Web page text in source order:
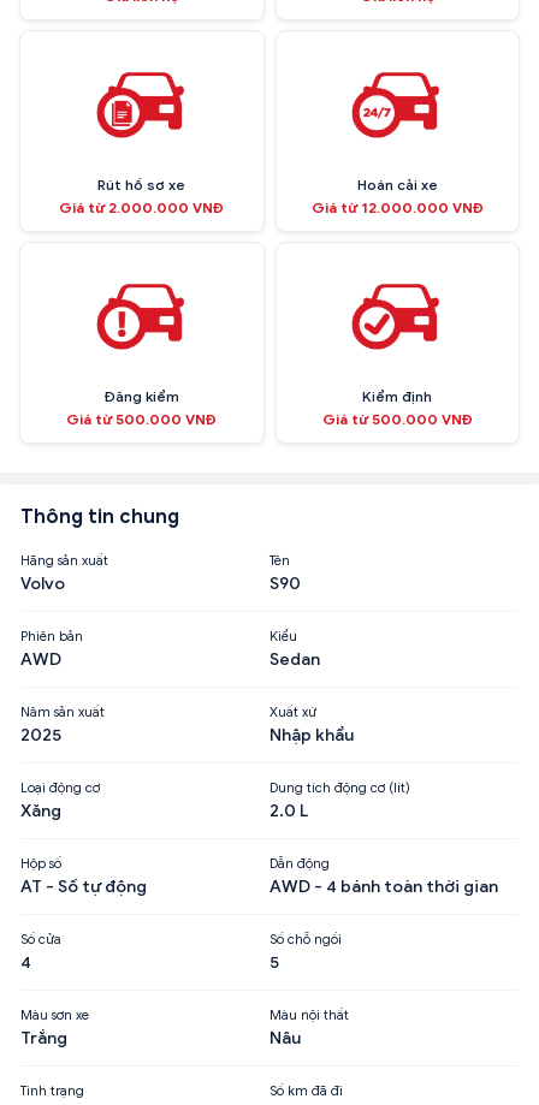
Rút hồ sơ xe
Giá từ 2.000.000 VNĐ
Hoán cải xe
Giá từ 12.000.000 VNĐ
Đăng kiểm
Giá từ 500.000 VNĐ
Kiểm định
Giá từ 500.000 VNĐ
Thông tin chung
Hãng sản xuất
Volvo
Tên
S90
Phiên bản
AWD
Kiểu
Sedan
Năm sản xuất
2025
Xuất xứ
Nhập khẩu
Loại động cơ
Xăng
Dung tích động cơ (lít)
2.0 L
Hộp số
AT - Số tự động
Dẫn động
AWD - 4 bánh toàn thời gian
Số cửa
4
Số chỗ ngồi
5
Màu sơn xe
Trắng
Màu nội thất
Nâu
Tình trạng Số km đã đi